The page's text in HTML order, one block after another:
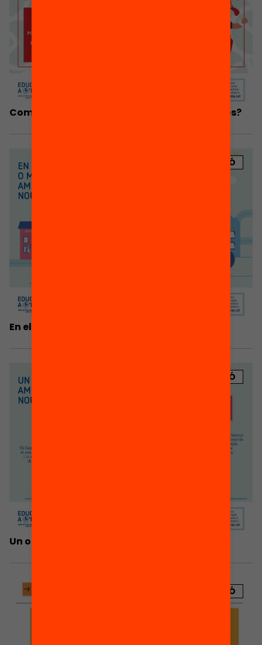
Com podria ser un nou horari per a les escoles?
PUBLICACIÓ
En el barri o municipi, amb els nous horaris…
PUBLICACIÓ
Un o una docent amb els nous horaris…
PUBLICACIÓ